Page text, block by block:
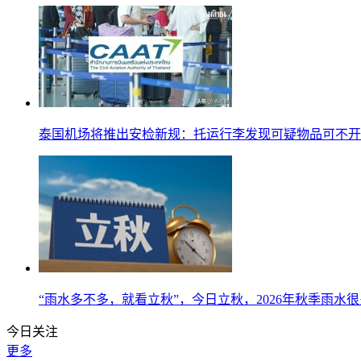
泰国机场将推出安检新规：托运行李发现可疑物品可不
“雨水多不多，就看立秋”，今日立秋，2026年秋季雨水很
今日关注
更多